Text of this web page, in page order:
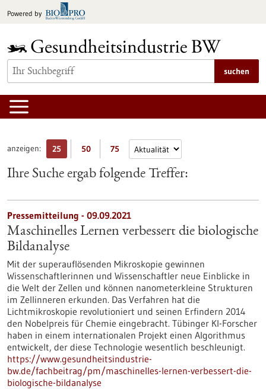
Inhalt
Powered by
suchen
anzeigen: 25 50 75
Ihre Suche ergab folgende Treffer:
Pressemitteilung - 09.09.2021
Maschinelles Lernen verbessert die biologische
Bildanalyse
Mit der superauflösenden Mikroskopie gewinnen
Wissenschaftlerinnen und Wissenschaftler neue Einblicke in
die Welt der Zellen und können nanometerkleine Strukturen
im Zellinneren erkunden. Das Verfahren hat die
Lichtmikroskopie revolutioniert und seinen Erfindern 2014
den Nobelpreis für Chemie eingebracht. Tübinger KI-Forscher
haben in einem internationalen Projekt einen Algorithmus
entwickelt, der diese Technologie wesentlich beschleunigt.
https://www.gesundheitsindustrie-
bw.de/fachbeitrag/pm/maschinelles-lernen-verbessert-die-
biologische-bildanalyse